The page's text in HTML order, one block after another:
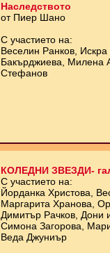
Наследството
от Пиер Шано
С участието на:
Веселин Ранков,
Бакърджиева, Милена
Стефанов
КОЛЕДНИ ЗВЕЗДИ-
С участието на:
Йорданка Христова,
Маргарита Хранова,
Димитър Рачков, Дони
Симона Загорова,
Веда Джуниър